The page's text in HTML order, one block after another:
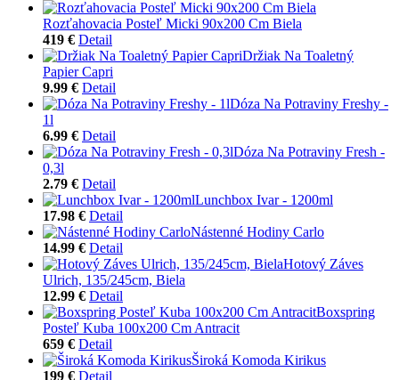
Rozťahovacia Posteľ Micki 90x200 Cm Biela
419 € Detail
Držiak Na Toaletný
Papier Capri
9.99 € Detail
Dóza Na Potraviny Freshy -
1l
6.99 € Detail
Dóza Na Potraviny Fresh -
0,3l
2.79 € Detail
Lunchbox Ivar - 1200ml
17.98 € Detail
Nástenné Hodiny Carlo
14.99 € Detail
Hotový Záves
Ulrich, 135/245cm, Biela
12.99 € Detail
Boxspring
Posteľ Kuba 100x200 Cm Antracit
659 € Detail
Široká Komoda Kirikus
199 € Detail